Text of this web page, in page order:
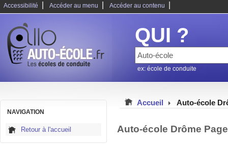
Accessibilité Accéder au menu Accéder au contenu
QUI ?
ex: école de conduite
NAVIGATION
Retour à l'accueil
Accueil Auto-école
Auto-école Drôme